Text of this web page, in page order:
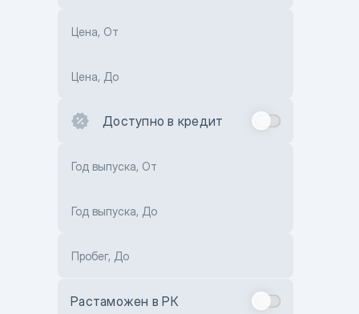
Цена, От
Цена, До
Доступно в кредит
Год выпуска, От
Год выпуска, До
Пробег, До
Растаможен в РК